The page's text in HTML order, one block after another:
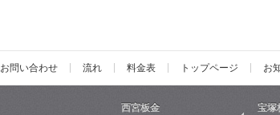
お問い合わせ 流れ 料金表 トップページ お
西宮板金 宝塚